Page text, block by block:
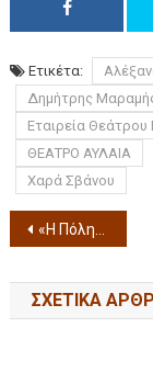
Ετικέτα:
Δημήτρης
Εταιρεία
ΘΕΑΤΡΟ ΑΥΛΑΙΑ
Χαρά Σβάνου
«Η Πόλη» της Λούλας Αναγνωστάκη Η Εταιρεία Θεάτρου ARION έρχεται και πάλι στο Θέατρο Αυλαία για δύο μόνο βράδια στις 10 & 11 ΜΑΡΤΙΟΥ 2025
ΣΧΕΤΙΚΆ